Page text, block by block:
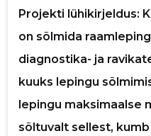
Projekti lühikirjeldus:
on sõlmida
diagnostika- ja
kuuks lepingu
lepingu maksimaalse
sõltuvalt sellest,